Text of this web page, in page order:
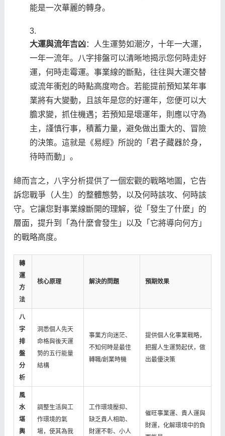
能是一次華麗的轉身。
大運與流年吉凶：人生運勢如潮汐，十年一大運，
一年一流年。八字排盤可以清晰地揭示您何時走好
運，何時走霉運。事業線的斷點，往往與大運交替
或流年衝剋的時點高度吻合。若能提前預知某年事
業將有大變動，且該年是您的好運年，您便可以大
膽求變，抓住機遇；若預知是壞運年，則應以守為
主，謹慎行事，積蓄力量，避免做出重大的、冒險
的決策。這就是《易經》所說的「君子藏器於身，
待時而動」。
總而言之，八字分析提供了一個宏觀的戰略地圖，它告
訴您戰爭（人生）的整體態勢，以及何時該攻、何時該
守。它讓您對事業線斷開的理解，從「發生了什麼」的
層面，提升到「為什麼會發生」以及「它將導向何方」
的戰略高度。
轉
運
方
法
核心原理 解決的問題 預期效果
八
字
排
盤
分
析
洞悉個人先天
命格與後天運
勢的五行能量
結構
事業方向迷茫、
不知何時是最佳
轉職/創業時機
提供個人化事業戰略，
把握人生運勢起伏，做
出最優決策
風
水
堪
輿
調整生活與工
作環境的氣
場，使其為我
工作環境壓抑、
缺乏貴人相助、
財運不彰、小人
催旺事業運、貴人運與
財運，化解環境中的負